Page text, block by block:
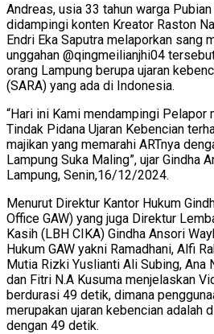
Andreas, usia 33 tahun warga
didampingi konten Kreator Raston
Endri Eka Saputra melaporkan sang
unggahan @qingmeilianjhi04
orang Lampung berupa ujaran
(SARA) yang ada di Indonesia.
“Hari ini Kami mendampingi Pelapor
Tindak Pidana Ujaran Kebencian
majikan yang memarahi ARTnya
Lampung Suka Maling”, ujar Gindha
Lampung, Senin,16/12/2024.
Menurut Direktur Kantor Hukum
Office GAW) yang juga Direktur
Kasih (LBH CIKA) Gindha Ansori
Hukum GAW yakni Ramadhani, Alfi
Mutia Rizki Yuslianti Ali Subing, Ana
dan Fitri N.A Kusuma menjelaskan
berdurasi 49 detik, dimana
merupakan ujaran kebencian adalah
dengan 49 detik.